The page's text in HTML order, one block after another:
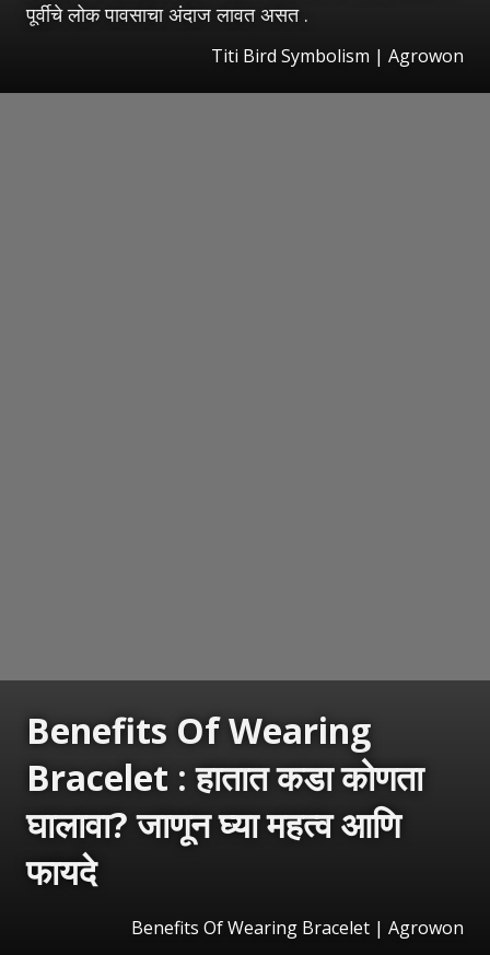
पूर्वीचे लोक पावसाचा अंदाज लावत असत .
Titi Bird Symbolism | Agrowon
Benefits Of Wearing
Bracelet : हातात कडा कोणता
घालावा? जाणून घ्या महत्व आणि
फायदे
Benefits Of Wearing Bracelet | Agrowon